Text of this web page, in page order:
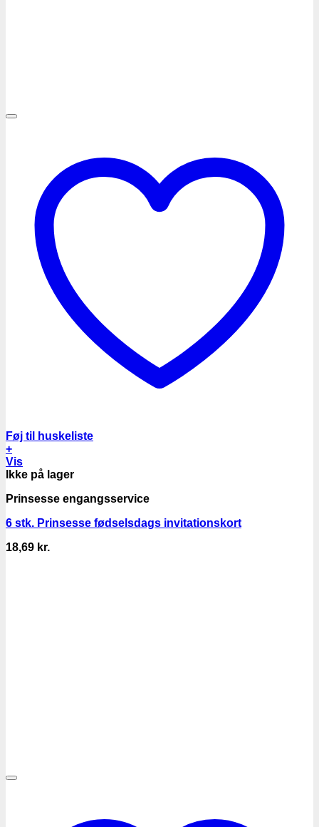
Føj til huskeliste
+
Vis
Ikke på lager
Prinsesse engangsservice
6 stk. Prinsesse fødselsdags invitationskort
18,69 kr.